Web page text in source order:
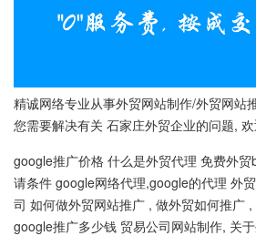
精诚网络专业从事外贸网站制作/外贸网站
您需要解决有关 石家庄外贸企业的问题,
google推广价格 什么是外贸代理 免费外
请条件 google网络代理,google的代理 外
司 如何做外贸网站推广 , 做外贸如何推广
google推广多少钱 贸易公司网站制作, 关